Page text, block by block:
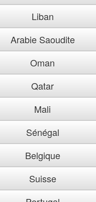
Liban
Arabie Saoudite
Oman
Qatar
Mali
Sénégal
Belgique
Suisse